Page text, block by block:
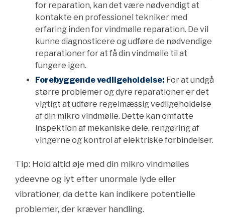
for reparation, kan det være nødvendigt at
kontakte en professionel tekniker med
erfaring inden for vindmølle reparation. De vil
kunne diagnosticere og udføre de nødvendige
reparationer for at få din vindmølle til at
fungere igen.
Forebyggende vedligeholdelse: For at undgå
større problemer og dyre reparationer er det
vigtigt at udføre regelmæssig vedligeholdelse
af din mikro vindmølle. Dette kan omfatte
inspektion af mekaniske dele, rengøring af
vingerne og kontrol af elektriske forbindelser.
Tip: Hold altid øje med din mikro vindmølles
ydeevne og lyt efter unormale lyde eller
vibrationer, da dette kan indikere potentielle
problemer, der kræver handling.